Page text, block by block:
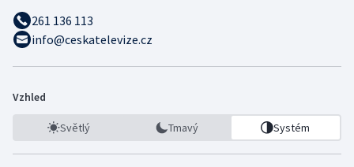
261 136 113
info@ceskatelevize.cz
Vzhled
Světlý Tmavý Systém